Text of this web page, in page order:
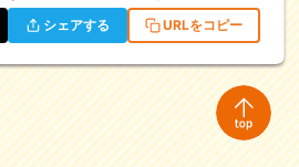
シェアする URLをコピー